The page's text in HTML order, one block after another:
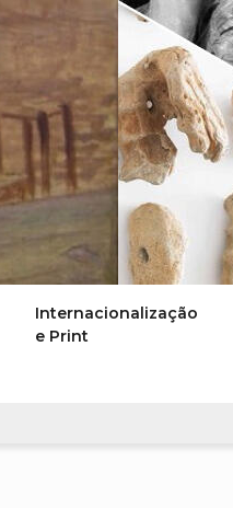
Internacionalização
e Print